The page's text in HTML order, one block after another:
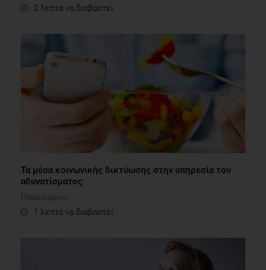
2 λεπτά να διαβαστεί
Τα μέσα κοινωνικής δικτύωσης στην υπηρεσία του
αδυνατίσματος
Παχυσαρκία
1 λεπτό να διαβαστεί